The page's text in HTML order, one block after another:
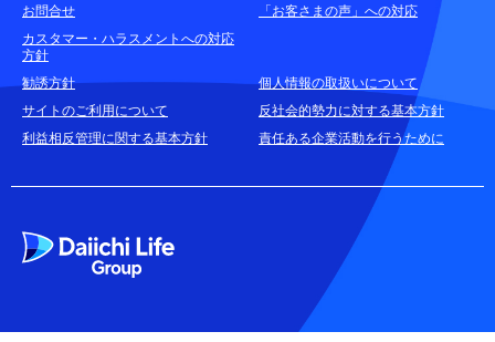
お申込みをご検討中のお客さま
(商品に関するお問合せ・資料請求)
資料請求はこちら
お電話でのお問合せはこちら 通話無料
お問合せ
「お客さまの声」への対応
カスタマー・ハラスメントへの対応
方針
勧誘方針
個人情報の取扱いについて
サイトのご利用について
反社会的勢力に対する基本方針
利益相反管理に関する基本方針
責任ある企業活動を行うために